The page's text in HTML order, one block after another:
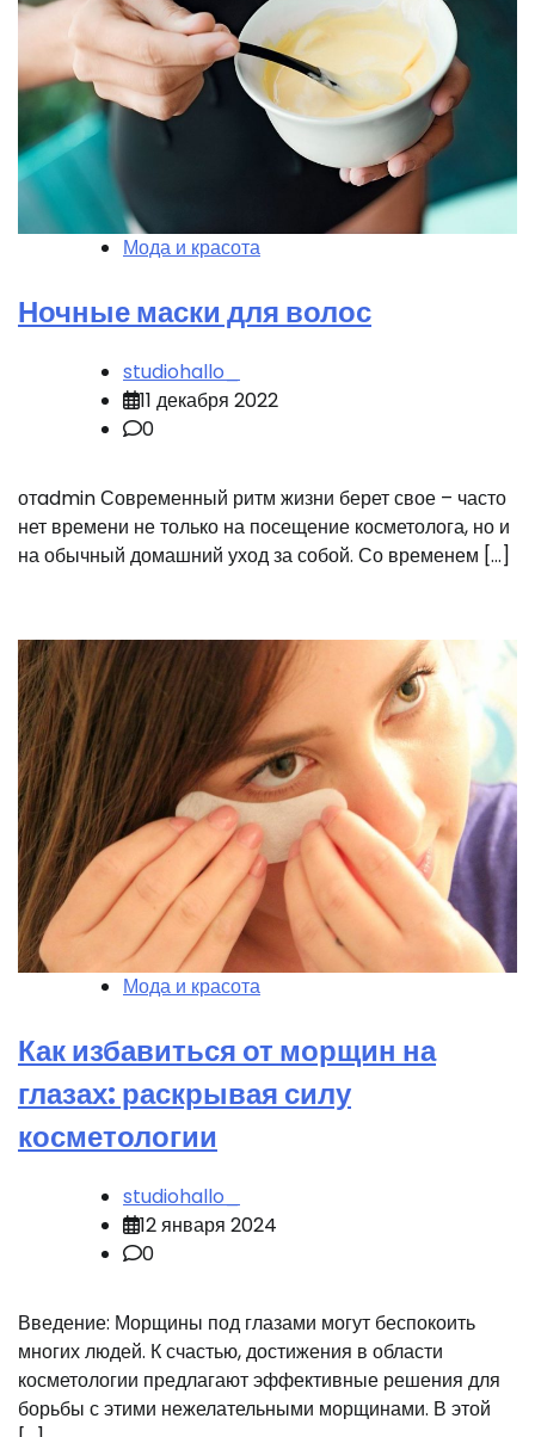
Мода и красота
Ночные маски для волос
studiohallo_
11 декабря 2022
0
отadmin Современный ритм жизни берет свое – часто
нет времени не только на посещение косметолога, но и
на обычный домашний уход за собой. Со временем […]
Мода и красота
Как избавиться от морщин на
глазах: раскрывая силу
косметологии
studiohallo_
12 января 2024
0
Введение: Морщины под глазами могут беспокоить
многих людей. К счастью, достижения в области
косметологии предлагают эффективные решения для
борьбы с этими нежелательными морщинами. В этой